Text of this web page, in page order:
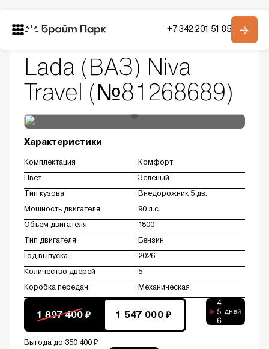
Автомобили в наличии
Контакты
+7 342 201 51 85
Модельный ряд Lada (ВАЗ) Niva Travel
Lada (ВАЗ) Niva
Travel (№81268689)
Характеристики
Комплектация Комфорт
Цвет Зеленый
Тип кузова Внедорожник 5 дв.
Мощность двигателя 90 л.с.
Объем двигателя 1800
Тип двигателя Бензин
Год выпуска 2026
Количество дверей 5
Коробка передач Механическая
1 897 400 ₽ 1 547 000 ₽
Выгода до 350 400 ₽
6
5
4
дней